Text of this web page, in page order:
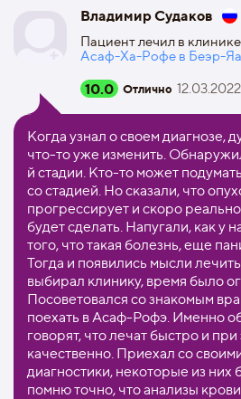
Владимир Судаков
Пациент лечил в клинике
Асаф-Ха-Рофе в Беэр-
10.0 Отлично 12.03.2022
Когда узнал о своем диагнозе,
что-то уже изменить.
й стадии. Кто-то может
со стадией. Но сказали, что
прогрессирует и скоро
будет сделать. Напугали, как у
того, что такая болезнь, еще
Тогда и появились мысли
выбирал клинику, время было
Посоветовался со знакомым
поехать в Асаф-Рофэ. Именно
говорят, что лечат быстро и
качественно. Приехал со
диагностики, некоторые из
помню точно, что анализы